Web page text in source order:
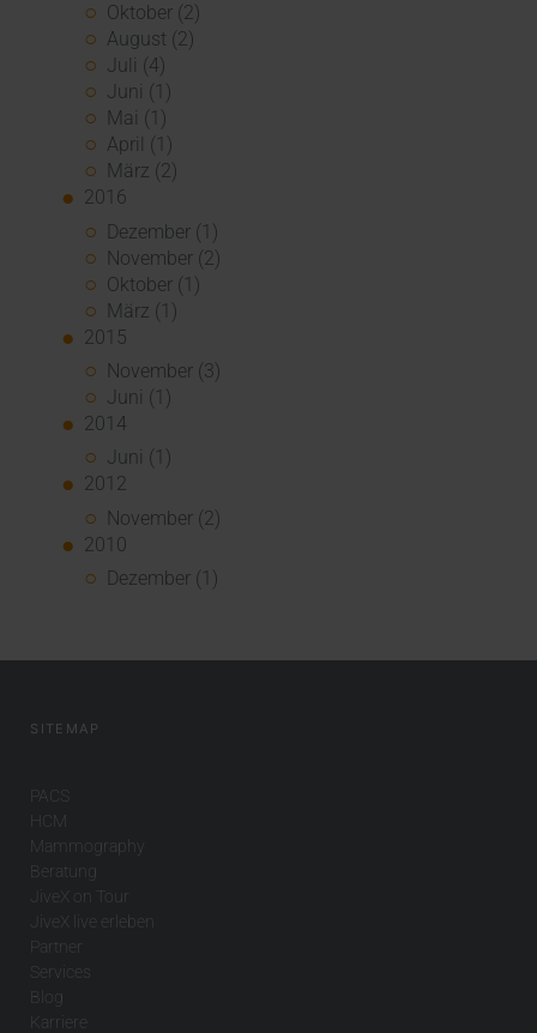
Oktober (2)
August (2)
Juli (4)
Juni (1)
Mai (1)
April (1)
März (2)
2016
Dezember (1)
November (2)
Oktober (1)
März (1)
2015
November (3)
Juni (1)
2014
Juni (1)
2012
November (2)
2010
Dezember (1)
SITEMAP
PACS
HCM
Mammography
Beratung
JiveX on Tour
JiveX live erleben
Partner
Services
Blog
Karriere